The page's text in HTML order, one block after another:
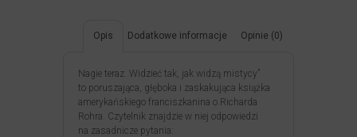
Opis Dodatkowe informacje Opinie (0)
Nagie teraz. Widzieć tak, jak widzą mistycy”
to poruszająca, głęboka i zaskakująca książka
amerykańskiego franciszkanina o.Richarda
Rohra. Czytelnik znajdzie w niej odpowiedzi
na zasadnicze pytania: